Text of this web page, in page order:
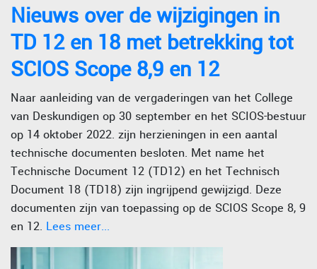
Nieuws over de wijzigingen in
TD 12 en 18 met betrekking tot
SCIOS Scope 8,9 en 12
Naar aanleiding van de vergaderingen van het College
van Deskundigen op 30 september en het SCIOS-bestuur
op 14 oktober 2022. zijn herzieningen in een aantal
technische documenten besloten. Met name het
Technische Document 12 (TD12) en het Technisch
Document 18 (TD18) zijn ingrijpend gewijzigd. Deze
documenten zijn van toepassing op de SCIOS Scope 8, 9
en 12. Lees meer...